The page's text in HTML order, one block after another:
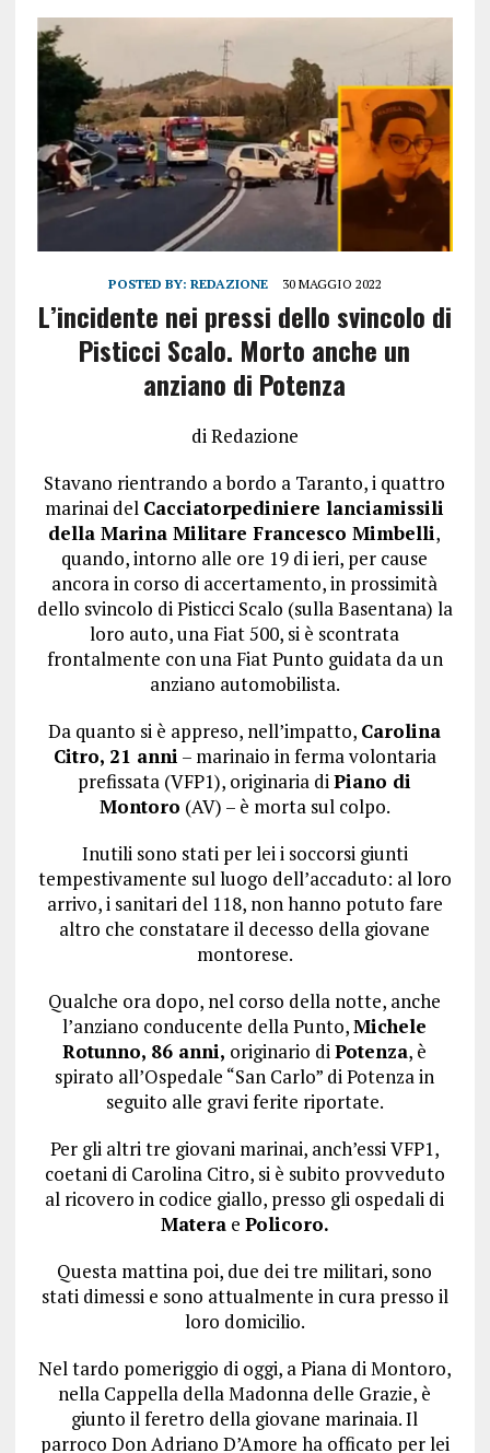
POSTED BY: REDAZIONE 30 MAGGIO 2022
L’incidente nei pressi dello svincolo di
Pisticci Scalo. Morto anche un
anziano di Potenza
di Redazione
Stavano rientrando a bordo a Taranto, i quattro
marinai del Cacciatorpediniere lanciamissili
della Marina Militare Francesco Mimbelli,
quando, intorno alle ore 19 di ieri, per cause
ancora in corso di accertamento, in prossimità
dello svincolo di Pisticci Scalo (sulla Basentana) la
loro auto, una Fiat 500, si è scontrata
frontalmente con una Fiat Punto guidata da un
anziano automobilista.
Da quanto si è appreso, nell’impatto, Carolina
Citro, 21 anni – marinaio in ferma volontaria
prefissata (VFP1), originaria diPiano di
Montoro (AV) – è morta sul colpo.
Inutili sono stati per lei i soccorsi giunti
tempestivamente sul luogo dell’accaduto: al loro
arrivo, i sanitari del 118, non hanno potuto fare
altro che constatare il decesso della giovane
montorese.
Qualche ora dopo, nel corso della notte, anche
l’anziano conducente della Punto,Michele
Rotunno, 86 anni, originario diPotenza, è
spirato all’Ospedale “San Carlo” di Potenza in
seguito alle gravi ferite riportate.
Per gli altri tre giovani marinai, anch’essi VFP1,
coetani di Carolina Citro, si è subito provveduto
al ricovero in codice giallo, presso gli ospedali di
Materae Policoro.
Questa mattina poi, due dei tre militari, sono
stati dimessi e sono attualmente in cura presso il
loro domicilio.
Nel tardo pomeriggio di oggi, a Piana di Montoro,
nella Cappella della Madonna delle Grazie, è
giunto il feretro della giovane marinaia. Il
parroco Don Adriano D’Amore ha officato per lei